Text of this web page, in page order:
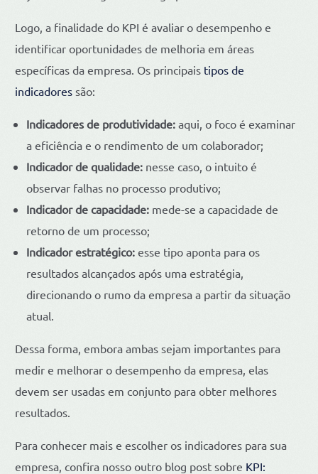
Logo, a finalidade do KPI é avaliar o desempenho e
identificar oportunidades de melhoria em áreas
específicas da empresa. Os principais tipos de
indicadores são:
Indicadores de produtividade: aqui, o foco é examinar
a eficiência e o rendimento de um colaborador;
Indicador de qualidade: nesse caso, o intuito é
observar falhas no processo produtivo;
Indicador de capacidade: mede-se a capacidade de
retorno de um processo;
Indicador estratégico:esse tipo aponta para os
resultados alcançados após uma estratégia,
direcionando o rumo da empresa a partir da situação
atual.
Dessa forma, embora ambas sejam importantes para
medir e melhorar o desempenho da empresa, elas
devem ser usadas em conjunto para obter melhores
resultados.
Para conhecer mais e escolher os indicadores para sua
empresa, confira nosso outro blog post sobre KPI: